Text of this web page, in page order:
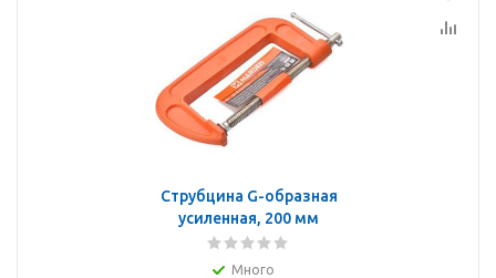
Струбцина G-образная
усиленная, 200 мм
Много